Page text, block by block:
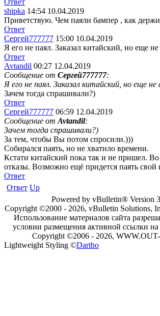
Ответ
shipka 14:54 10.04.2019
Приветствую. Чем паяли бампер , как
Ответ
Сергей777777 15:00 10.04.2019
Я его не паял. Заказал китайский, но еще не
Ответ
Avtandil 00:27 12.04.2019
Сообщение от Сергей777777:
Я его не паял. Заказал китайский, но еще не
Зачем тогда спрашивали?)
Ответ
Сергей777777 06:59 12.04.2019
Сообщение от Avtandil:
Зачем тогда спрашивали?)
За тем, чтобы Вы потом спросили.)))
Собирался паять, но не хватило времени.
Кстати китайский пока так и не пришел. Во
отказы. Возможно ещё придется паять свой
Ответ
Ответ Up
Powered by vBulletin® Version
Copyright ©2000 - 2026, vBulletin Solutions,
Использование материалов сайта
условии размещения активной ссылки
Copyright ©2006 - 2026,
Lightweight Styling ©Dartho